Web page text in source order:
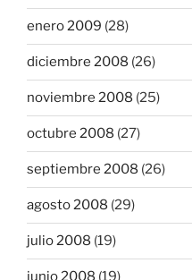
enero 2009 (28)
diciembre 2008 (26)
noviembre 2008 (25)
octubre 2008 (27)
septiembre 2008 (26)
agosto 2008 (29)
julio 2008 (19)
junio 2008 (19)